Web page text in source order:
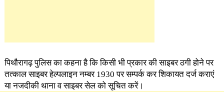
पिथौरागढ़ पुलिस का कहना है कि किसी भी प्रकार की साइबर ठगी होने पर
तत्काल साइबर हेल्पलाइन नम्बर 1930 पर सम्पर्क कर शिकायत दर्ज कराएं
या नजदीकी थाना व साइबर सेल को सूचित करें।